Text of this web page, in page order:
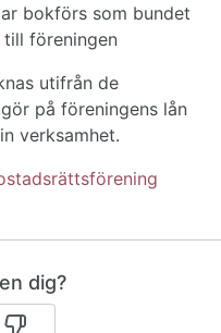
bokförs som bundet
föreningen
utifrån de
på föreningens lån
verksamhet.
dig?